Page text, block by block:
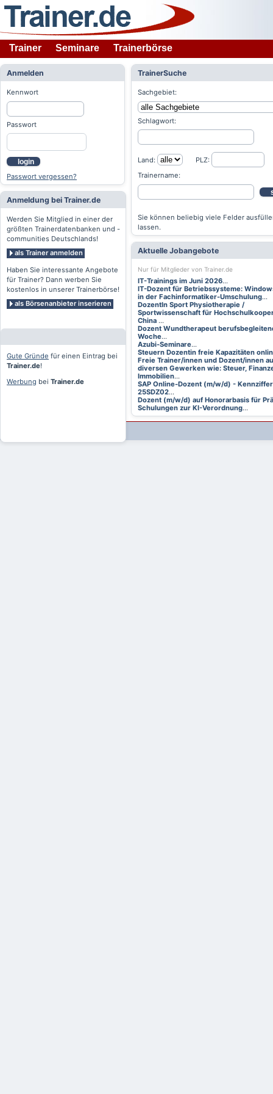
Trainer Seminare Trainerbörse
Anmelden
Kennwort
Passwort
login
Passwort vergessen?
Anmeldung bei Trainer.de
Werden Sie Mitglied in einer der
größten Trainerdatenbanken und -
communities Deutschlands!
als Trainer anmelden
Haben Sie interessante Angebote
für Trainer? Dann werben Sie
kostenlos in unserer Trainerbörse!
als Börsenanbieter inserieren
Gute Gründe für einen Eintrag bei
Trainer.de!
Werbung bei Trainer.de
TrainerSuche
Sachgebiet:
Schlagwort:
Land:
PLZ:
Trainername:
Sie können beliebig viele Felder
lassen.
Aktuelle Jobangebote
Nur für Mitglieder von Trainer.de
IT-Trainings im Juni 2026...
IT-Dozent für Betriebssysteme:
in der Fachinformatiker-Umschulung...
DozentIn Sport Physiotherapie /
Sportwissenschaft für
China ...
Dozent Wundtherapeut
Woche...
Azubi-Seminare...
Steuern Dozentin freie Kapazitäten
Freie Trainer/innen und Dozent/innen
diversen Gewerken wie: Steuer,
Immobilien...
SAP Online-Dozent (m/w/d) -
25SDZ02...
Dozent (m/w/d) auf Honorarbasis für
Schulungen zur KI-Verordnung...